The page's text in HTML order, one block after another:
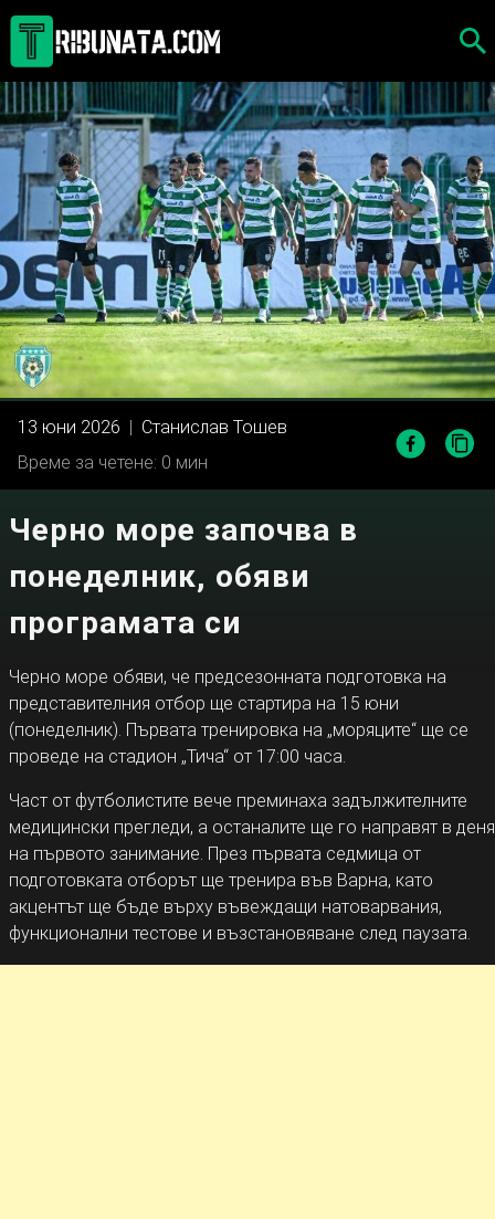
Skip
content
13 юни 2026 | Станислав Тошев
Време за четене: 0 мин
Черно море започва в
понеделник, обяви
програмата си
Черно море обяви, че предсезонната подготовка на
представителния отбор ще стартира на 15 юни
(понеделник). Първата тренировка на „моряците“ ще се
проведе на стадион „Тича“ от 17:00 часа.
Част от футболистите вече преминаха задължителните
медицински прегледи, а останалите ще го направят в деня
на първото занимание. През първата седмица от
подготовката отборът ще тренира във Варна, като
акцентът ще бъде върху въвеждащи натоварвания,
функционални тестове и възстановяване след паузата.